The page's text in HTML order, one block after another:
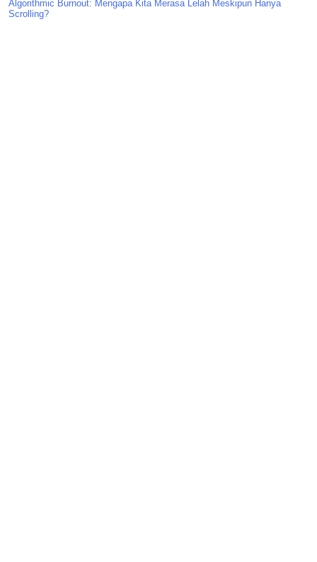
Algorithmic Burnout: Mengapa Kita Merasa Lelah Meskipun Hanya
Scrolling?